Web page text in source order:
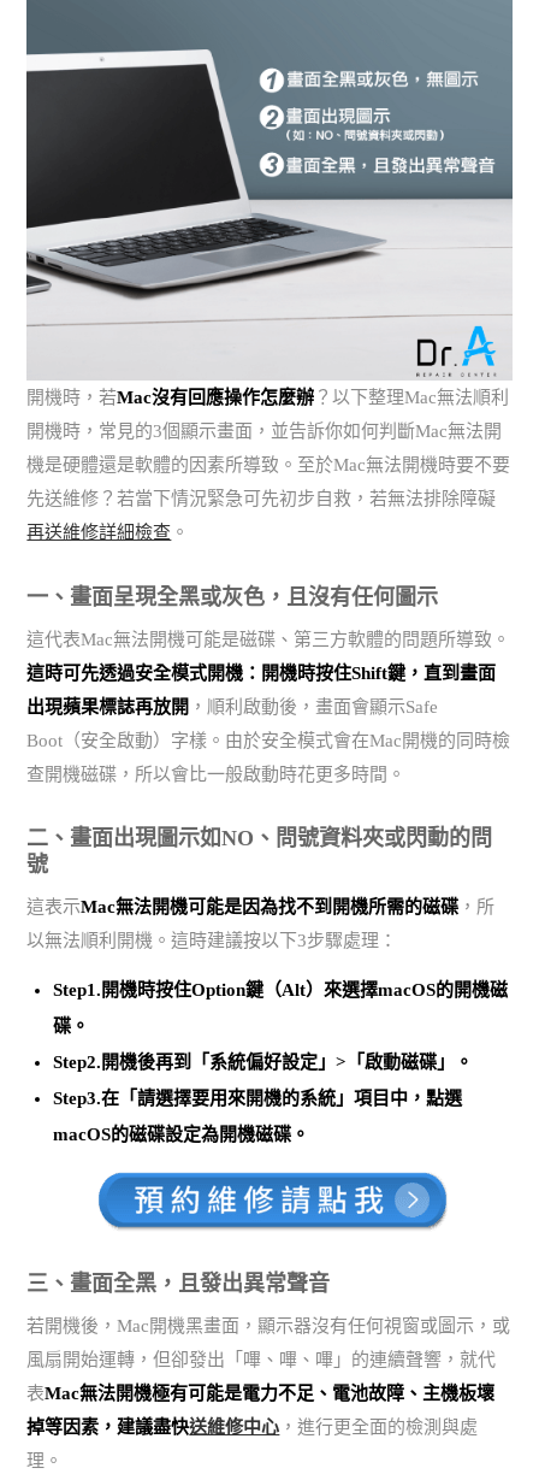
開機時，若Mac沒有回應操作怎麼辦 ？以下整理Mac無法順利
開機時，常見的3個顯示畫面，並告訴你如何判斷Mac無法開
機是硬體還是軟體的因素所導致。至於Mac無法開機時要不要
先送維修？若當下情況緊急可先初步自救，若無法排除障礙
再送維修詳細檢查 。
一、畫面呈現全黑或灰色，且沒有任何圖示
這代表Mac無法開機可能是磁碟、第三方軟體的問題所導致。
這時可先透過安全模式開機：開機時按住Shift鍵，直到畫面
出現蘋果標誌再放開 ，順利啟動後，畫面會顯示Safe
Boot（安全啟動）字樣。由於安全模式會在Mac開機的同時檢
查開機磁碟，所以會比一般啟動時花更多時間。
二、畫面出現圖示如NO、問號資料夾或閃動的問
號
這表示Mac無法開機可能是因為找不到開機所需的磁碟 ，所
以無法順利開機。這時建議按以下3步驟處理：
Step1.開機時按住Option鍵（Alt）來選擇macOS的開機磁
碟。
Step2.開機後再到「系統偏好設定」>「啟動磁碟」。
Step3.在「請選擇要用來開機的系統」項目中，點選
macOS的磁碟設定為開機磁碟。
三、畫面全黑，且發出異常聲音
若開機後，Mac開機黑畫面，顯示器沒有任何視窗或圖示，或
風扇開始運轉，但卻發出「嗶、嗶、嗶」的連續聲響，就代
表Mac無法開機極有可能是電力不足、電池故障、主機板壞
掉等因素，建議盡快送維修中心 ，進行更全面的檢測與處
理。